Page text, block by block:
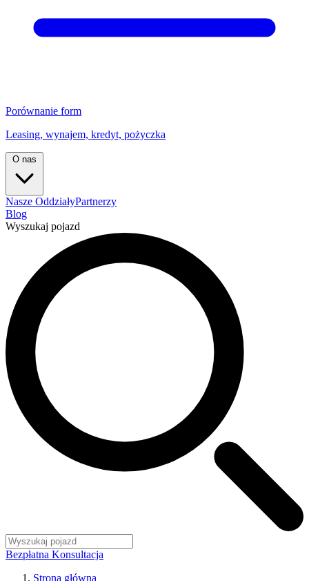
Porównanie form
Leasing, wynajem, kredyt, pożyczka
O nas
Nasze OddziałyPartnerzy
Blog
Wyszukaj pojazd
Bezpłatna Konsultacja
Strona główna